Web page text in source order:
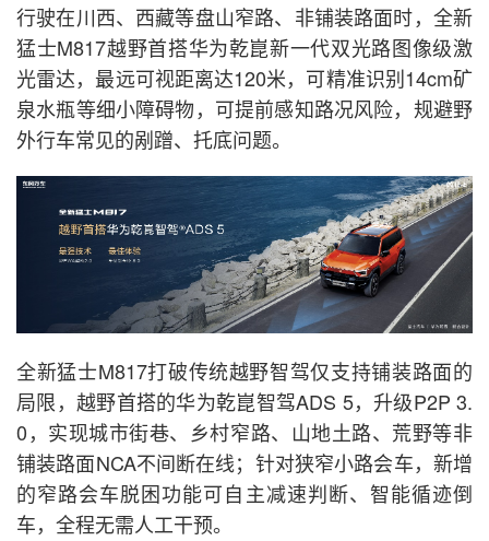
行驶在川西、西藏等盘山窄路、非铺装路面时，全新
猛士M817越野首搭华为乾崑新一代双光路图像级激
光雷达，最远可视距离达120米，可精准识别14cm矿
泉水瓶等细小障碍物，可提前感知路况风险，规避野
外行车常见的剐蹭、托底问题。
全新猛士M817打破传统越野智驾仅支持铺装路面的
局限，越野首搭的华为乾崑智驾ADS 5，升级P2P 3.
0，实现城市街巷、乡村窄路、山地土路、荒野等非
铺装路面NCA不间断在线；针对狭窄小路会车，新增
的窄路会车脱困功能可自主减速判断、智能循迹倒
车，全程无需人工干预。